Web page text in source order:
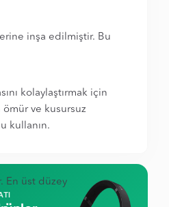
inşa edilmiştir. Bu
kolaylaştırmak için
ömür ve kusursuz
kullanın.
En üst düzey